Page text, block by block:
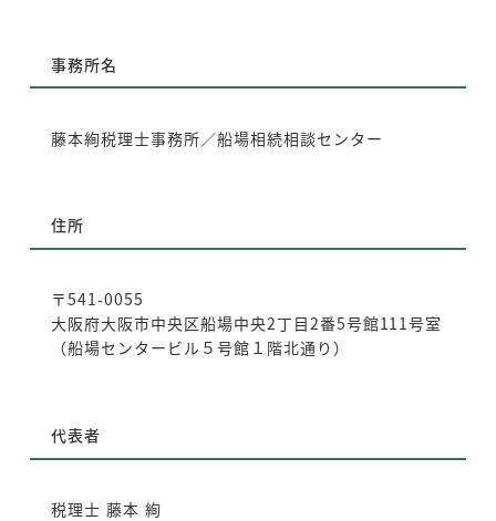
事務所名
藤本絢税理士事務所／船場相続相談センター
住所
〒541-0055
大阪府大阪市中央区船場中央2丁目2番5号館111号室
（船場センタービル５号館１階北通り）
代表者
税理士 藤本 絢